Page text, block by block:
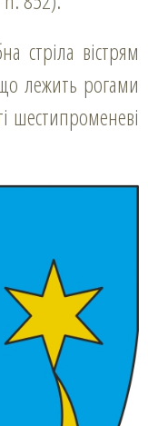
лежить рогами
шестипроменеві